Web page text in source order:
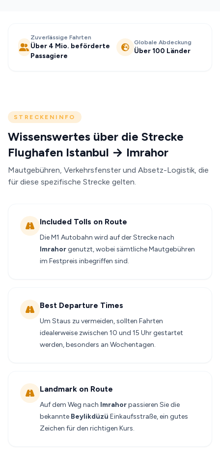
Zuverlässige Fahrten
Über 4 Mio. beförderte
Passagiere
Globale Abdeckung
Über 100 Länder
STRECKENINFO
Wissenswertes über die Strecke
Flughafen Istanbul → Imrahor
Mautgebühren, Verkehrsfenster und Absetz-Logistik, die
für diese spezifische Strecke gelten.
Included Tolls on Route
Die M1 Autobahn wird auf der Strecke nach
Imrahorgenutzt, wobei sämtliche Mautgebühren
im Festpreis inbegriffen sind.
Best Departure Times
Um Staus zu vermeiden, sollten Fahrten
idealerweise zwischen 10 und 15 Uhr gestartet
werden, besonders an Wochentagen.
Landmark on Route
Auf dem Weg nach Imrahorpassieren Sie die
bekannte Beylikdüzü Einkaufsstraße, ein gutes
Zeichen für den richtigen Kurs.